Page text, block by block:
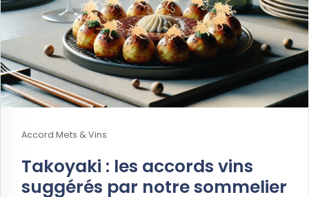
Accord Mets & Vins
Takoyaki : les accords vins
suggérés par notre sommelier